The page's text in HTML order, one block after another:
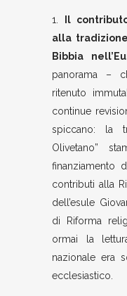
1.
l
alla
Bibbia
panorama –
ritenuto
continue
spiccano: la
Olivetano”
finanziamento
contributi alla
dell’esule
di Riforma
ormai la
nazionale era
ecclesiastico.